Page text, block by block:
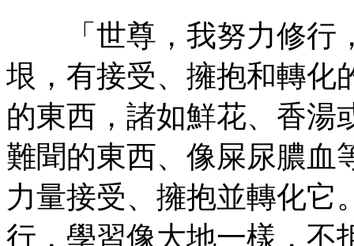
「世尊，我努力修行
垠，有接受、擁抱和轉化
的東西，諸如鮮花、香湯
難聞的東西、像屎尿膿血
力量接受、擁抱並轉化它
行，學習像大地一樣，不